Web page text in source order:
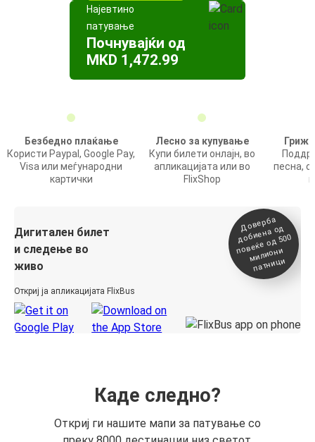
Најевтино
патување
Почнувајќи од
MKD 1,472.99
Безбедно плаќање
Користи Paypal, Google Pay,
Visa или меѓународни
картички
Лесно за купување
Купи билети онлајн, во
апликацијата или во
FlixShop
песна,
Дигитален билет
и следење во
живо
Откриј ја апликацијата FlixBus
Доверба
добиена о
д
повеќе о
д 500
милиони
патници
Каде следно?
Откриј ги нашите мапи за патување со